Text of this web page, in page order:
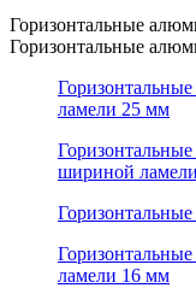
Горизонтальные
Горизонтальные
ламели 25 мм
шириной
ламели 16 мм